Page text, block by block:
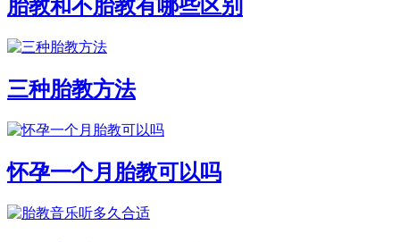
胎教和不胎教有哪些区别
三种胎教方法
怀孕一个月胎教可以吗